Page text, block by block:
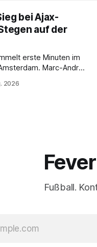
bei Ajax-
auf der
erste Minuten im
Marc-André
2026
Fußball.